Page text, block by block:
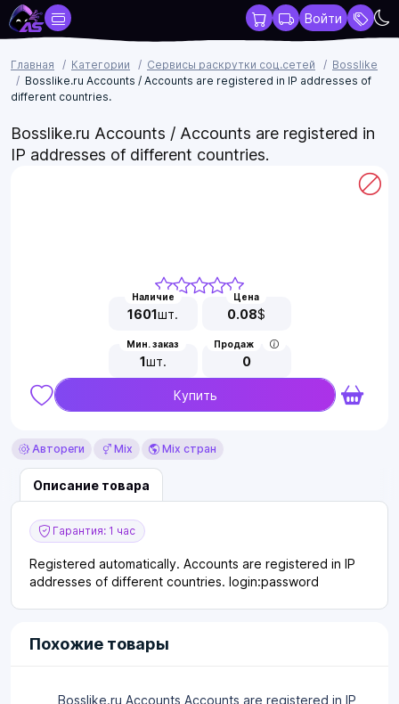
Войти
Главная Категории Сервисы раскрутки соц.сетей
Bosslike
Bosslike.ru Accounts / Accounts are registered in IP addresses of
different countries.
Bosslike.ru Accounts / Accounts are registered in
IP addresses of different countries.
Наличие
1601шт.
Цена
0.08$
Мин. заказ
1шт.
Продаж
0
Купить
Автореги Mix Mix стран
Описание товара
Гарантия: 1 час
Registered automatically. Accounts are registered in IP
addresses of different countries. login:password
Похожие товары
Bosslike.ru Accounts Accounts are registered in IP